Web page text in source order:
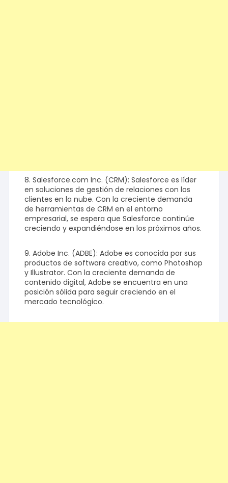
8. Salesforce.com Inc. (CRM): Salesforce es líder
en soluciones de gestión de relaciones con los
clientes en la nube. Con la creciente demanda
de herramientas de CRM en el entorno
empresarial, se espera que Salesforce continúe
creciendo y expandiéndose en los próximos años.
9. Adobe Inc. (ADBE): Adobe es conocida por sus
productos de software creativo, como Photoshop
y Illustrator. Con la creciente demanda de
contenido digital, Adobe se encuentra en una
posición sólida para seguir creciendo en el
mercado tecnológico.